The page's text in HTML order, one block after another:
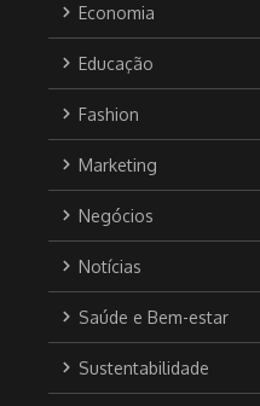
Economia
Educação
Fashion
Marketing
Negócios
Notícias
Saúde e Bem-estar
Sustentabilidade